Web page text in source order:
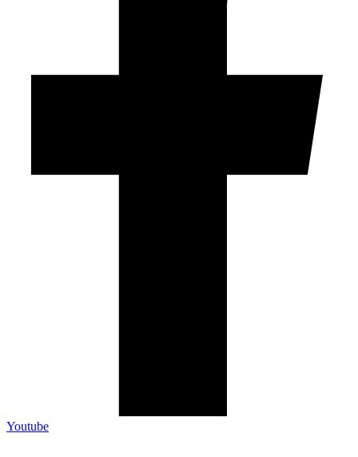
Youtube